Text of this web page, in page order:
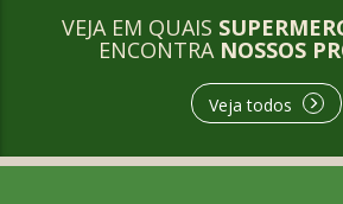
VEJA EM QUAIS
ENCONTRA NOSSOS
Veja todos